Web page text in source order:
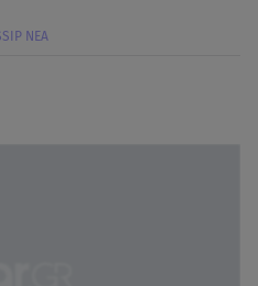
ΝΕΑ